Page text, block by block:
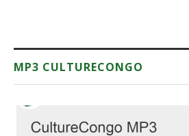
MP3 CULTURECONGO